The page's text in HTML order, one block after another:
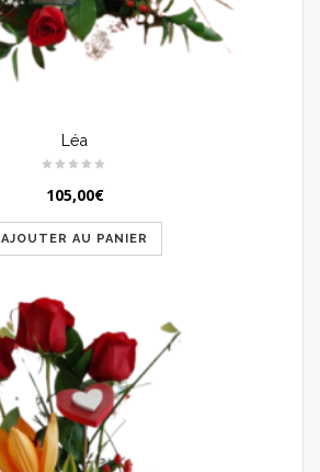
Léa
105,00€
AJOUTER AU PANIER